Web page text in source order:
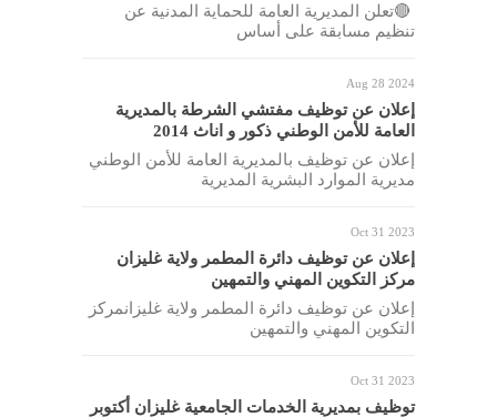
🔴تعلن المديرية العامة للحماية المدنية عن
تنظيم مسابقة على أساس
Aug 28 2024
إعلان عن توظيف مفتشي الشرطة بالمديرية
العامة للأمن الوطني ذكور و اناث 2014
إعلان عن توظيف بالمديرية العامة للأمن الوطني
مديرية الموارد البشرية المديرية
Oct 31 2023
إعلان عن توظيف دائرة المطمر ولاية غليزان
مركز التكوين المهني والتمهين
إعلان عن توظيف دائرة المطمر ولاية غليزانمركز
التكوين المهني والتمهين
Oct 31 2023
توظيف بمديرية الخدمات الجامعية غليزان أكتوبر